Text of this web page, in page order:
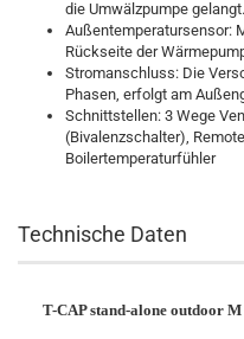
die Umwälzpumpe gelangt.
Außentemperatursensor:
Rückseite der
Stromanschluss: Die
Phasen, erfolgt am
Schnittstellen: 3 Wege
(Bivalenzschalter),
Boilertemperaturfühler
Technische Daten
T-CAP stand-alone outdoor M